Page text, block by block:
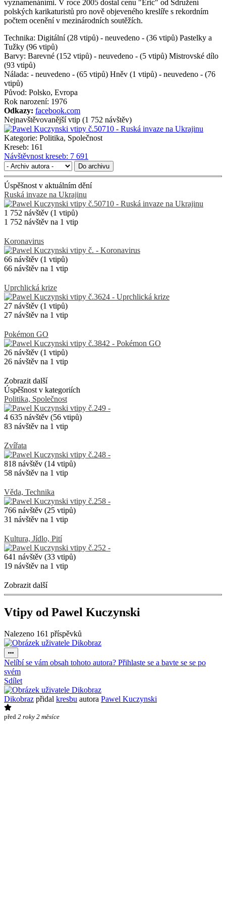
vyznamenáními. V roce 2005 dostal cenu "Eric" od Sdružení
polských karikaturistů pro nově objeveného kreslíře s rekordním
počtem ocenění v mezinárodních soutěžích.
Technika: Digitální (28 vtipů) - neuvedeno - (36 vtipů) Pastelky a
Tužky (96 vtipů)
Barvy: Barevné (152 vtipů) - neuvedeno - (5 vtipů) Mistrovské dílo
(93 vtipů)
Nálada: - neuvedeno - (65 vtipů) Hněv (1 vtipů) - neuvedeno - (76
vtipů)
Původ: Polsko, Evropa
Rok narození: 1976
Odkazy: facebook.com
Nejnavštěvovanější vtip (1 752 návštěv)
Kategorie: Politika, Společnost
Kreseb: 161
Návštěvnost kreseb: 7 691
Do archivu
Úspěšnost v aktuálním dění
Ruská invaze na Ukrajinu
1 752 návštěv (1 vtipů)
1 752 návštěv na 1 vtip
Koronavirus
66 návštěv (1 vtipů)
66 návštěv na 1 vtip
Uprchlická krize
27 návštěv (1 vtipů)
27 návštěv na 1 vtip
Pokémon GO
26 návštěv (1 vtipů)
26 návštěv na 1 vtip
Zobrazit další
Úspěšnost v kategoriích
Politika, Společnost
4 635 návštěv (56 vtipů)
83 návštěv na 1 vtip
Zvířata
818 návštěv (14 vtipů)
58 návštěv na 1 vtip
Věda, Technika
766 návštěv (25 vtipů)
31 návštěv na 1 vtip
Kultura, Jídlo, Pití
641 návštěv (33 vtipů)
19 návštěv na 1 vtip
Zobrazit další
Vtipy od Pawel Kuczynski
Nalezeno 161 příspěvků
Nelíbí se vám obsah tohoto autora? Přihlaste se a bavte se se po
svém
Sdílet
Dikobraz přidal kresbu autora Pawel Kuczynski
před 2 roky 2 měsíce